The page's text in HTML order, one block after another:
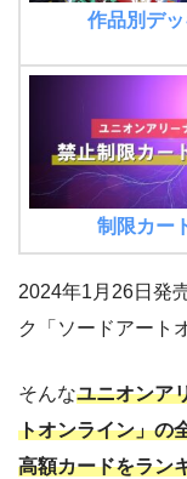
作品別デッ
制限カー
2024年1月26日発
ク「ソードアート
そんなユニオンア
トオンライン」の
高額カードをラン